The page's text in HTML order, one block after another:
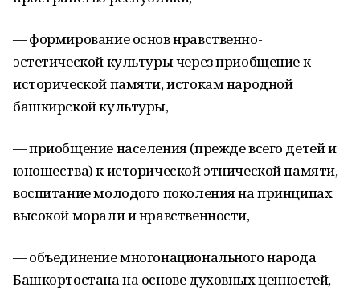
— формирование основ нравственно-
эстетической культуры через приобщение к
исторической памяти, истокам народной
башкирской культуры,
— приобщение населения (прежде всего детей и
юношества) к исторической этнической памяти,
воспитание молодого поколения на принципах
высокой морали и нравственности,
— объединение многонационального народа
Башкортостана на основе духовных ценностей,